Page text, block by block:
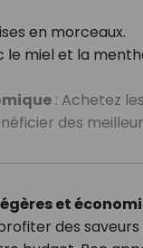
en morceaux.
le miel et la
: Achetez
des
et
des